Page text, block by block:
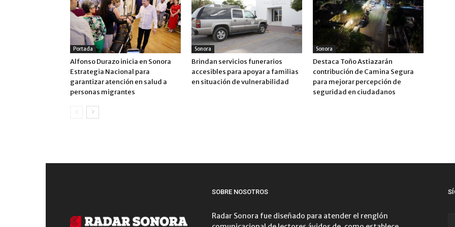
Portada
Alfonso Durazo inicia en Sonora
Estrategia Nacional para
garantizar atención en salud a
personas migrantes
Sonora
Brindan servicios funerarios
accesibles para apoyar a familias
en situación de vulnerabilidad
Sonora
Destaca Toño Astiazarán
contribución de Camina Segura
para mejorar percepción de
seguridad en ciudadanos
SOBRE NOSOTROS
Radar Sonora fue diseñado para atender el renglón